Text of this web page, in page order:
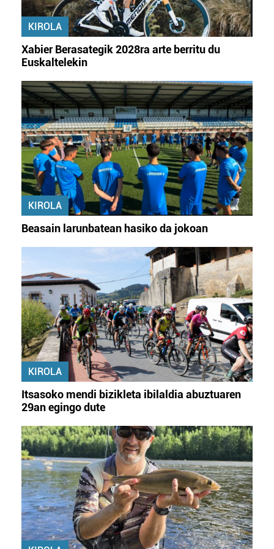
erabiltzeko baimen esplizitua ematen diguzu.Gehiago
irakurri
KIROLA
Xabier Berasategik 2028ra arte berritu du
Euskaltelekin
KIROLA
Beasain larunbatean hasiko da jokoan
KIROLA
Itsasoko mendi bizikleta ibilaldia abuztuaren
29an egingo dute